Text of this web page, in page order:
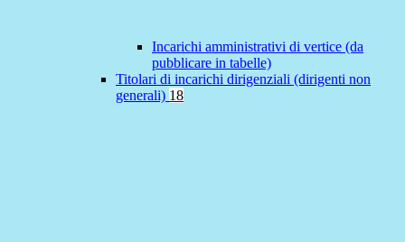
Incarichi amministrativi di vertice (da
pubblicare in tabelle)
Titolari di incarichi dirigenziali (dirigenti non
generali) 18